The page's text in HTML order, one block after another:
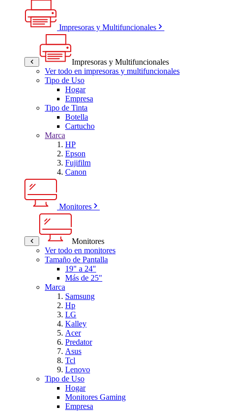
Impresoras y Multifuncionales
Impresoras y Multifuncionales
Ver todo en impresoras y multifuncionales
Tipo de Uso
Hogar
Empresa
Tipo de Tinta
Botella
Cartucho
Marca
HP
Epson
Fujifilm
Canon
Monitores
Monitores
Ver todo en monitores
Tamaño de Pantalla
19" a 24"
Más de 25"
Marca
Samsung
Hp
LG
Kalley
Acer
Predator
Asus
Tcl
Lenovo
Tipo de Uso
Hogar
Monitores Gaming
Empresa